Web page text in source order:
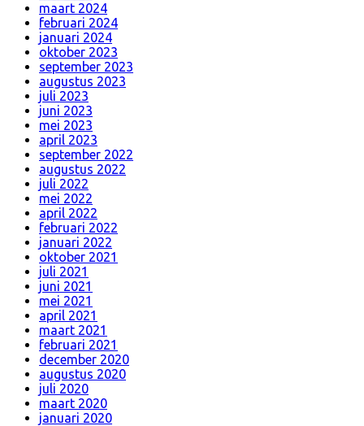
maart 2024
februari 2024
januari 2024
oktober 2023
september 2023
augustus 2023
juli 2023
juni 2023
mei 2023
april 2023
september 2022
augustus 2022
juli 2022
mei 2022
april 2022
februari 2022
januari 2022
oktober 2021
juli 2021
juni 2021
mei 2021
april 2021
maart 2021
februari 2021
december 2020
augustus 2020
juli 2020
maart 2020
januari 2020